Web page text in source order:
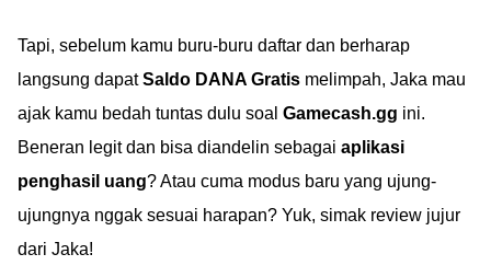
Tapi, sebelum kamu buru-buru daftar dan berharap
langsung dapatSaldo DANA Gratis melimpah, Jaka mau
ajak kamu bedah tuntas dulu soal Gamecash.gg ini.
Beneran legit dan bisa diandelin sebagai aplikasi
penghasil uang? Atau cuma modus baru yang ujung-
ujungnya nggak sesuai harapan? Yuk, simak review jujur
dari Jaka!